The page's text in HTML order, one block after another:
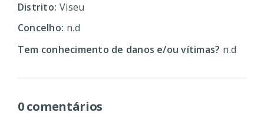
Distrito: Viseu
Concelho: n.d
Tem conhecimento de danos e/ou vítimas? n.d
0 comentários